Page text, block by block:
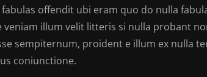
offendit ubi eram quo do nulla
illum velit litteris si nulla probant
sempiternum, proident e illum ex nulla
coniunctione.